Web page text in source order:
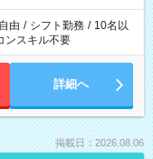
場合は応募できません。
由 / シフト勤務 / 10名以
ンスキル不要
詳細へ
掲載日：2026.08.06